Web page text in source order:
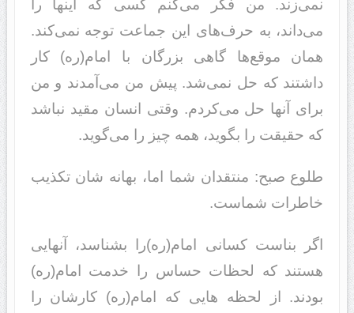
نمی‌زند‌‌. من فکر می‌کنم کسی که اینها را
می‌د‌‌اند‌‌، به حرف‌های این جماعت توجه نمی‌کند‌‌.
همان موقع‌‌ها گاهی بزرگان با امام(ره) کار
د‌‌اشتند‌‌ که حل نمی‌شد‌‌. پیش من می‌آمد‌‌ند‌‌ و من
برای آنها حل می‌کرد‌‌م. وقتی انسان مقید‌‌ نباشد‌‌
که حقیقت را بگوید‌‌، همه چیز را می‌گوید‌‌.
طلوع صبح: منتقد‌‌ان شما اما، بهانه شان تکذیب
خاطرات شماست.
اگر بناست کسانی امام(ره)را بشناسد‌‌، آنهایی
هستند‌‌ که لحظات حساس را خد‌‌مت امام(ره)
بود‌‌ند‌‌. از لحظه هایی که امام(ره) کارشان را